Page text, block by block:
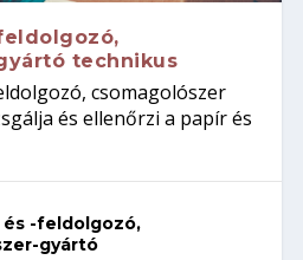
technikus
csomagolószer
és ellenőrzi a papír és
és -feldolgozó,
gyártó